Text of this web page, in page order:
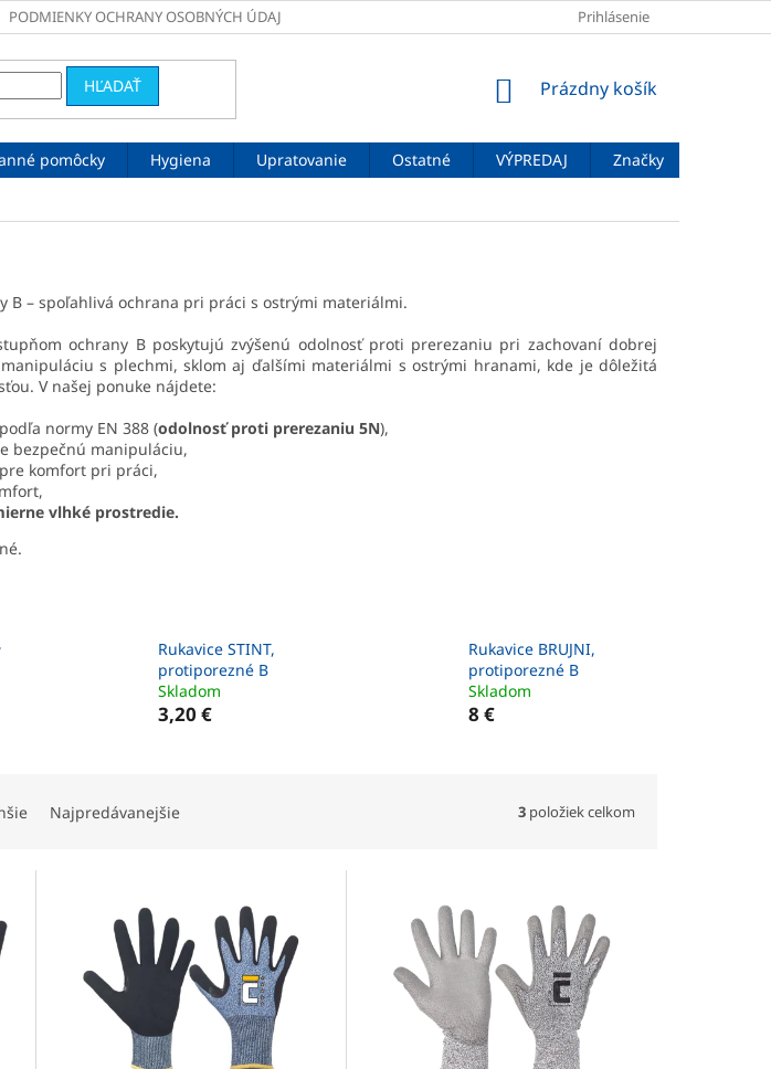
PODMIENKY OCHRANY OSOBNÝCH ÚDAJOV VEĽKOSTNÉ TABUĽKY
Prihlásenie
HĽADAŤ
NÁKUPNÝ
Prázdny košík
pomôcky Hygiena Upratovanie Ostatné VÝPREDAJ
Značky
B – spoľahlivá ochrana pri práci s ostrými materiálmi.
ochrany B poskytujú zvýšenú odolnosť proti prerezaniu pri zachovaní dobrej
s plechmi, sklom aj ďalšími materiálmi s ostrými hranami, kde je dôležitá
V našej ponuke nájdete:
podľa normy EN 388 (odolnosť proti prerezaniu 5N),
bezpečnú manipuláciu,
komfort pri práci,
vlhké prostredie.
Rukavice STINT,
protiporezné B
Skladom
3,20 €
Rukavice BRUJNI,
protiporezné B
Skladom
8 €
Najpredávanejšie 3 položiek celkom